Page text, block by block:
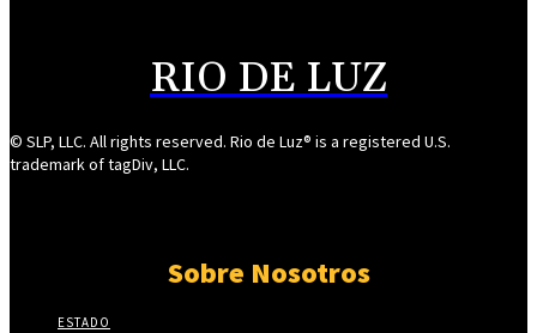
RIO DE LUZ
© SLP, LLC. All rights reserved. Rio de Luz® is a registered U.S.
trademark of tagDiv, LLC.
Sobre Nosotros
ESTADO